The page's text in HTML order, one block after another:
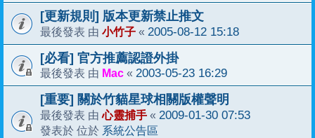
[更新規則] 版本更新禁止推文
最後發表 由 小竹子 « 2005-08-12 15:18
[必看] 官方推薦認證外掛
最後發表 由 Mac « 2003-05-23 16:29
[重要] 關於竹貓星球相關版權聲明
最後發表 由心靈捕手 « 2009-01-30 07:53
發表於 位於 系統公告區